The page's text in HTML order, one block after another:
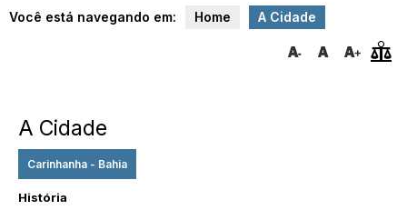
Você está navegando em: Home A Cidade
A Cidade
Carinhanha - Bahia
História